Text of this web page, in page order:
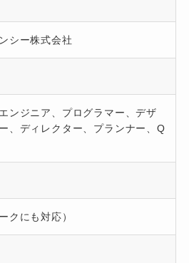
シー株式会社
ンジニア、プログラマー、デザ
、ディレクター、プランナー、Q
クにも対応）